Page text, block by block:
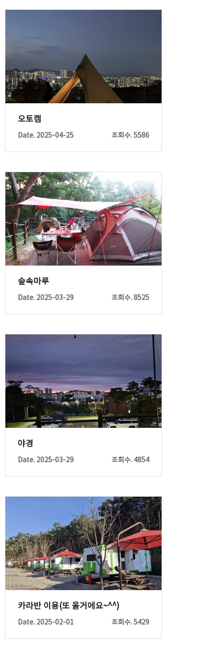
오토캠
Date. 2025-04-25 조회수. 5586
숲속마루
Date. 2025-03-29 조회수. 8525
야경
Date. 2025-03-29 조회수. 4854
카라반 이용(또 올거에요~^^)
Date. 2025-02-01 조회수. 5429